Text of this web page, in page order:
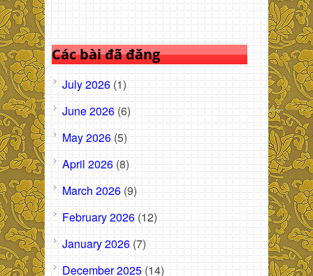
Các bài đã đăng
July 2026 (1)
June 2026 (6)
May 2026 (5)
April 2026 (8)
March 2026 (9)
February 2026 (12)
January 2026 (7)
December 2025 (14)